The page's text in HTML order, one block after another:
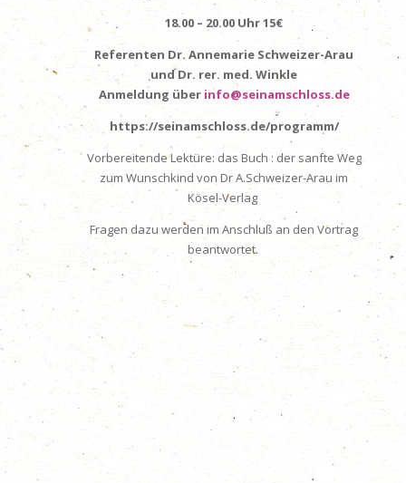
18.00 – 20.00 Uhr 15€
Referenten Dr. Annemarie Schweizer-Arau
und Dr. rer. med. Winkle
Anmeldung über info@seinamschloss.de
https://seinamschloss.de/programm/
Vorbereitende Lektüre: das Buch : der sanfte Weg
zum Wunschkind von Dr A.Schweizer-Arau im
Kösel-Verlag
Fragen dazu werden im Anschluß an den Vortrag
beantwortet.